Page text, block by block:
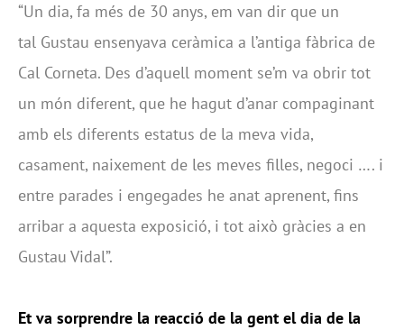
“Un dia, fa més de 30 anys, em van dir que un
tal Gustau ensenyava ceràmica a l’antiga fàbrica de
Cal Corneta. Des d’aquell moment se’m va obrir tot
un món diferent, que he hagut d’anar compaginant
amb els diferents estatus de la meva vida,
casament, naixement de les meves filles, negoci …. i
entre parades i engegades he anat aprenent, fins
arribar a aquesta exposició, i tot això gràcies a en
Gustau Vidal”.
Et va sorprendre la reacció de la gent el dia de la